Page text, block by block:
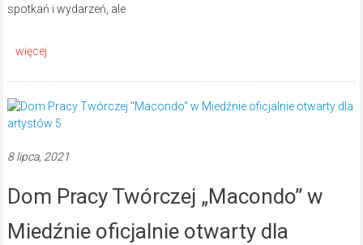
spotkań i wydarzeń, ale
8 lipca, 2021
Dom Pracy Twórczej „Macondo” w
Miedźnie oficjalnie otwarty dla